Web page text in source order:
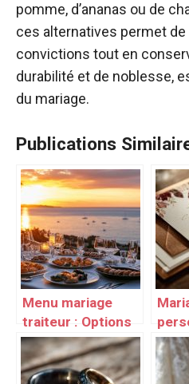
pomme, d’ananas ou de
ces alternatives permet
convictions tout en
durabilité et de noblesse,
du mariage.
Publications
Menu mariage
traiteur : Options
traiteur pour un
mariage réussi